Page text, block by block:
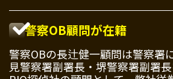
警察OB顧問が在籍
警察OBの長辻健一顧問は警察署
見警察署副署長・堺警察署副署